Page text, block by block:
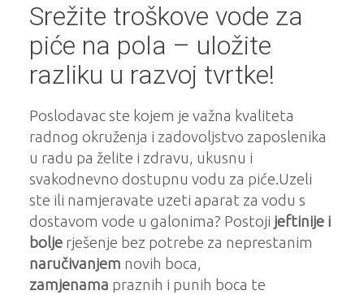
Srežite troškove vode za
piće na pola – uložite
razliku u razvoj tvrtke!
Poslodavac ste kojem je važna kvaliteta
radnog okruženja i zadovoljstvo zaposlenika
u radu pa želite i zdravu, ukusnu i
svakodnevno dostupnu vodu za piće.Uzeli
ste ili namjeravate uzeti aparat za vodu s
dostavom vode u galonima? Postoji jeftinije i
bolje rješenje bez potrebe za neprestanim
naručivanjem novih boca,
zamjenama praznih i punih boca te